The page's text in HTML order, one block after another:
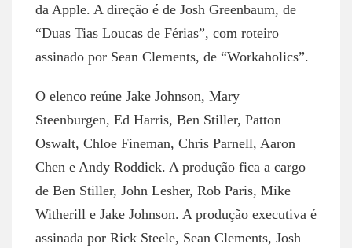
da Apple. A direção é de Josh Greenbaum, de
“Duas Tias Loucas de Férias”, com roteiro
assinado por Sean Clements, de “Workaholics”.
O elenco reúne Jake Johnson, Mary
Steenburgen, Ed Harris, Ben Stiller, Patton
Oswalt, Chloe Fineman, Chris Parnell, Aaron
Chen e Andy Roddick. A produção fica a cargo
de Ben Stiller, John Lesher, Rob Paris, Mike
Witherill e Jake Johnson. A produção executiva é
assinada por Rick Steele, Sean Clements, Josh